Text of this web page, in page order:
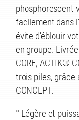
phosphorescent
facilement dans
évite d'éblouir
en groupe.
CORE, ACTIK®
trois piles, grâce
CONCEPT.
° Légère et